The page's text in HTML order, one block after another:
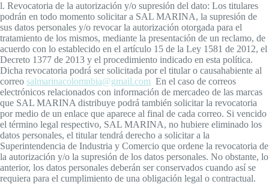
l. Revocatoria de la autorización y/o supresión del dato: Los titulares
podrán en todo momento solicitar a SAL MARINA, la supresión de
sus datos personales y/o revocar la autorización otorgada para el
tratamiento de los mismos, mediante la presentación de un reclamo, de
acuerdo con lo establecido en el artículo 15 de la Ley 1581 de 2012, el
Decreto 1377 de 2013 y el procedimiento indicado en esta política.
Dicha revocatoria podrá ser solicitada por el titular o causahabiente al
correo salmarinacolomnbia@gmail.com En el caso de correos
electrónicos relacionados con información de mercadeo de las marcas
que SAL MARINA distribuye podrá también solicitar la revocatoria
por medio de un enlace que aparece al final de cada correo. Si vencido
el término legal respectivo, SAL MARINA, no hubiere eliminado los
datos personales, el titular tendrá derecho a solicitar a la
Superintendencia de Industria y Comercio que ordene la revocatoria de
la autorización y/o la supresión de los datos personales. No obstante, lo
anterior, los datos personales deberán ser conservados cuando así se
requiera para el cumplimiento de una obligación legal o contractual.